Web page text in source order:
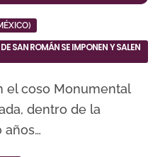
SAN ROMÁN SE IMPONEN Y SALEN
dentro de la
años…